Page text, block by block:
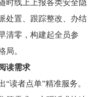
时线上上报各类安全隐
处置、跟踪整改、办结
清零，构建起全员参
局。
读需求
者点单”精准服务。